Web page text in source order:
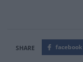
facebook